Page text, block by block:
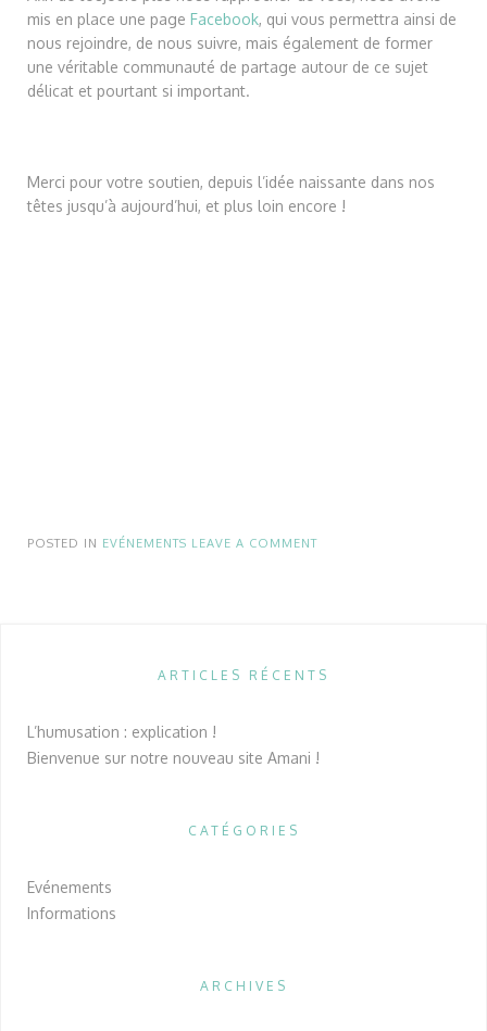
mis en place une page Facebook, qui vous permettra ainsi de
nous rejoindre, de nous suivre, mais également de former
une véritable communauté de partage autour de ce sujet
délicat et pourtant si important.
Merci pour votre soutien, depuis l’idée naissante dans nos
têtes jusqu’à aujourd’hui, et plus loin encore !
POSTED IN EVÉNEMENTS LEAVE A COMMENT
ARTICLES RÉCENTS
L’humusation : explication !
Bienvenue sur notre nouveau site Amani !
CATÉGORIES
Evénements
Informations
ARCHIVES